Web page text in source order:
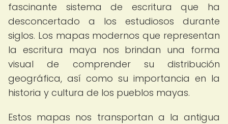
fascinante sistema de escritura que ha
desconcertado a los estudiosos durante
siglos. Los mapas modernos que representan
la escritura maya nos brindan una forma
visual de comprender su distribución
geográfica, así como su importancia en la
historia y cultura de los pueblos mayas.
Estos mapas nos transportan a la antigua